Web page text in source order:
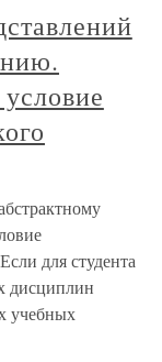
для студента
дисциплин
учебных